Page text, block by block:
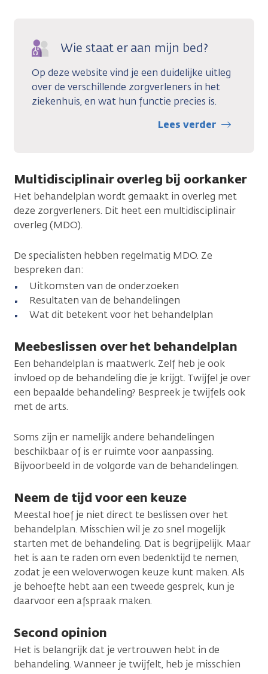
Wie staat er aan mijn bed?
Op deze website vind je een duidelijke uitleg
over de verschillende zorgverleners in het
ziekenhuis, en wat hun functie precies is.
Lees verder
Multidisciplinair overleg bij oorkanker
Het behandelplan wordt gemaakt in overleg met
deze zorgverleners. Dit heet een multidisciplinair
overleg (MDO).
De specialisten hebben regelmatig MDO. Ze
bespreken dan:
Uitkomsten van de onderzoeken
Resultaten van de behandelingen
Wat dit betekent voor het behandelplan
Meebeslissen over het behandelplan
Een behandelplan is maatwerk. Zelf heb je ook
invloed op de behandeling die je krijgt. Twijfel je over
een bepaalde behandeling? Bespreek je twijfels ook
met de arts.
Soms zijn er namelijk andere behandelingen
beschikbaar of is er ruimte voor aanpassing.
Bijvoorbeeld in de volgorde van de behandelingen.
Neem de tijd voor een keuze
Meestal hoef je niet direct te beslissen over het
behandelplan. Misschien wil je zo snel mogelijk
starten met de behandeling. Dat is begrijpelijk. Maar
het is aan te raden om even bedenktijd te nemen,
zodat je een weloverwogen keuze kunt maken. Als
je behoefte hebt aan een tweede gesprek, kun je
daarvoor een afspraak maken.
Second opinion
Het is belangrijk dat je vertrouwen hebt in de
behandeling. Wanneer je twijfelt, heb je misschien